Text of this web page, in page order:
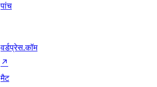
पांच
वर्डप्रेस.कॉम
↗
मैट